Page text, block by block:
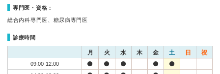
専門医・資格：
総合内科専門医、糖尿病専門医
診療時間
月 火 水 木 金 土 日 祝
09:00-12:00